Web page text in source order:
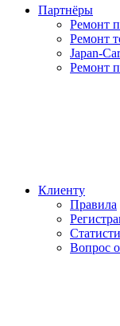
Партнёры
Ремонт
Ремонт
Japan-
Ремонт
Клиенту
Правила
Вопрос